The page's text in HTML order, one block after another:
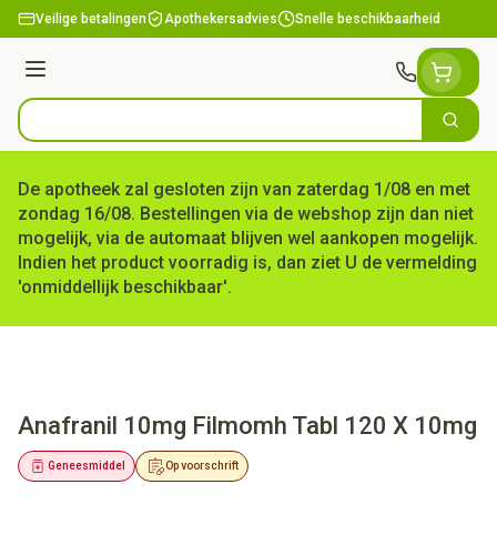
Ga naar de inhoud
Veilige betalingen Apothekersadvies Snelle beschikbaarheid
Menu
Product, merk, categorie... Zoek
De apotheek zal gesloten zijn van zaterdag 1/08 en met
zondag 16/08. Bestellingen via de webshop zijn dan niet
mogelijk, via de automaat blijven wel aankopen mogelijk.
Indien het product voorradig is, dan ziet U de vermelding
'onmiddellijk beschikbaar'.
Anafranil 10mg Filmomh Tabl 120 X 10mg
Op voorschrift
Geneesmiddel